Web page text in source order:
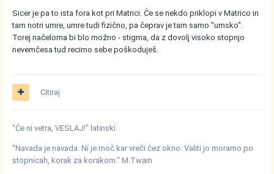
Sicer je pa to ista fora kot pri Matrici. Če se nekdo priklopi v Matrico in
tam notri umre, umre tudi fizično, pa čeprav je tam samo "umsko".
Torej načeloma bi blo možno - stigma, da z dovolj visoko stopnjo
nevemčesa tud recimo sebe poškoduješ.
Citiraj
"Če ni vetra, VESLAJ!" latinski
"Navada je navada. Ni je moč kar vreči čez okno. Valiti jo moramo po
stopnicah, korak za korakom." M.Twain